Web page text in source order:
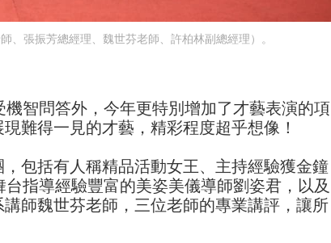
、張振芳總經理、魏世芬老師、許柏林副總經理）。
智問答外，今年更特別增加了才藝表演的項
難得一見的才藝，精彩程度超乎想像！
包括有人稱精品活動女王、主持經驗獲金鐘
指導經驗豐富的美姿美儀導師劉姿君，以及
師魏世芬老師，三位老師的專業講評，讓所